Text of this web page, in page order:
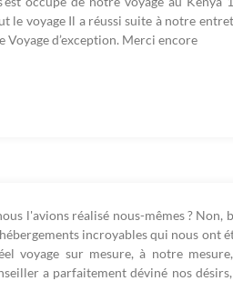
le voyage Il a réussi suite à notre
d’exception. Merci encore
l'avions réalisé nous-mêmes ? Non,
incroyables qui nous ont
voyage sur mesure, à notre
a parfaitement déviné nos